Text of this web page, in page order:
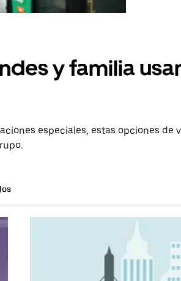
y familia
especiales, estas opciones de